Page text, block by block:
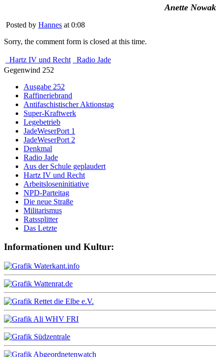
Anette Nowak
Posted by Hannes at 0:08
Sorry, the comment form is closed at this time.
Hartz IV und Recht
Radio Jade
Gegenwind 252
Ausgabe 252
Raffineriebrand
Antifaschistischer Aktionstag
Super-Kraftwerk
Legebetrieb
JadeWeserPort 1
JadeWeserPort 2
Denkmal
Radio Jade
Aus der Schule geplaudert
Hartz IV und Recht
Arbeitsloseninitiative
NPD-Parteitag
Die neue Straße
Militarismus
Ratssplitter
Das Letzte
Informationen und Kultur: